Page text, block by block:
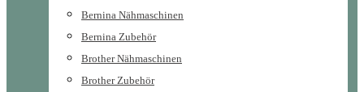
Bernina Nähmaschinen
Bernina Zubehör
Brother Nähmaschinen
Brother Zubehör